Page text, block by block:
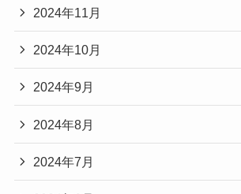
2024年11月
2024年10月
2024年9月
2024年8月
2024年7月